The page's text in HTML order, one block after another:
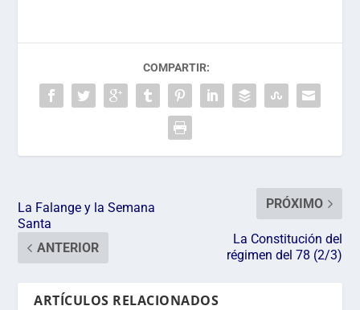
COMPARTIR:
La Falange y la Semana
Santa
ANTERIOR
PRÓXIMO
La Constitución del
régimen del 78 (2/3)
ARTÍCULOS RELACIONADOS